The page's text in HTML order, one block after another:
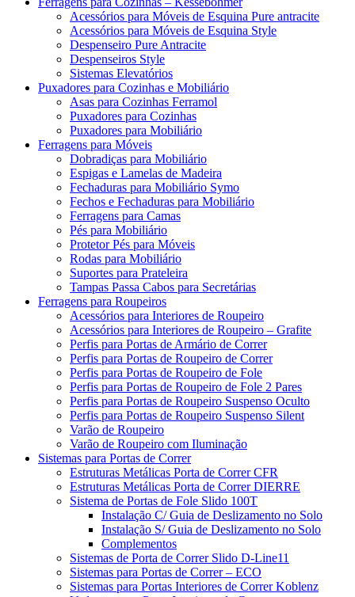
Acessórios para Móveis de Esquina Pure antracite
Acessórios para Móveis de Esquina Style
Despenseiro Pure Antracite
Despenseiros Style
Sistemas Elevatórios
Puxadores para Cozinhas e Mobiliário
Asas para Cozinhas Ferramol
Puxadores para Cozinhas
Puxadores para Mobiliário
Ferragens para Móveis
Dobradiças para Mobiliário
Espigas e Lamelas de Madeira
Fechaduras para Mobiliário Symo
Fechos e Fechaduras para Mobiliário
Ferragens para Camas
Pés para Mobiliário
Protetor Pés para Móveis
Rodas para Mobiliário
Suportes para Prateleira
Tampas Passa Cabos para Secretárias
Ferragens para Roupeiros
Acessórios para Interiores de Roupeiro
Acessórios para Interiores de Roupeiro – Grafite
Perfis para Portas de Armário de Correr
Perfis para Portas de Roupeiro de Correr
Perfis para Portas de Roupeiro de Fole
Perfis para Portas de Roupeiro de Fole 2 Pares
Perfis para Portas de Roupeiro Suspenso Oculto
Perfis para Portas de Roupeiro Suspenso Silent
Varão de Roupeiro
Varão de Roupeiro com Iluminação
Sistemas para Portas de Correr
Estruturas Metálicas Porta de Correr CFR
Estruturas Metálicas Porta de Correr DIERRE
Sistema de Portas de Fole Slido 100T
Instalação C/ Guia de Deslizamento no Solo
Instalação S/ Guia de Deslizamento no Solo
Complementos
Sistemas de Porta de Correr Slido D-Line11
Sistemas para Portas de Correr – ECO
Sistemas para Portas Interiores de Correr Koblenz